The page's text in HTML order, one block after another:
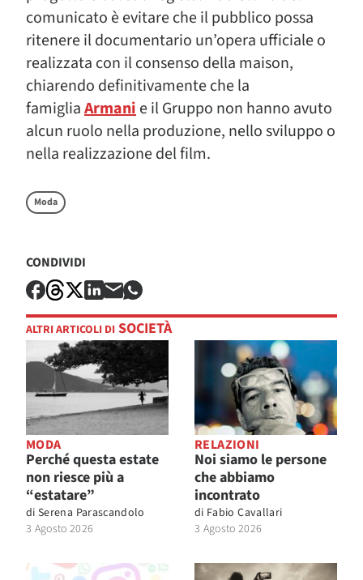
comunicato è evitare che il pubblico possa
ritenere il documentario un’opera ufficiale o
realizzata con il consenso della maison,
chiarendo definitivamente che la
famigliaArmanie il Gruppo non hanno avuto
alcun ruolo nella produzione, nello sviluppo o
nella realizzazione del film.
Moda
CONDIVIDI
ALTRI ARTICOLI DI SOCIETÀ
MODA
Perché questa estate
non riesce più a
“estatare”
di Serena Parascandolo
3 Agosto 2026
RELAZIONI
Noi siamo le persone
che abbiamo
incontrato
di Fabio Cavallari
3 Agosto 2026